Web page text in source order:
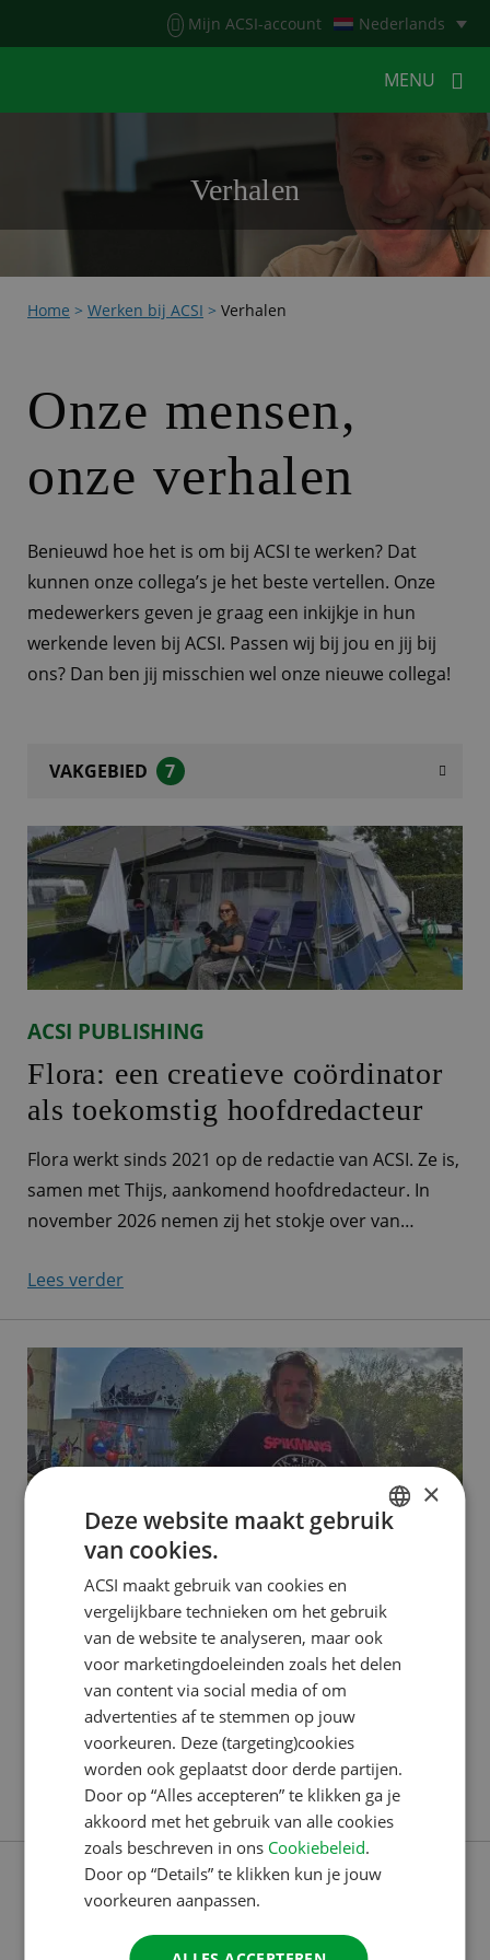
Mijn ACSI-account Nederlands
MENU
HOME
VOOR KAMPEERDERS
VOOR CAMPINGSKAMPEERNIEUWS
Verhalen
Home > Werken bij ACSI > Verhalen
Onze mensen,
onze verhalen
Benieuwd hoe het is om bij ACSI te werken? Dat
kunnen onze collega’s je het beste vertellen. Onze
medewerkers geven je graag een inkijkje in hun
werkende leven bij ACSI. Passen wij bij jou en jij bij
ons? Dan ben jij misschien wel onze nieuwe collega!
VAKGEBIED 7
ACSI PUBLISHING
Flora: een creatieve coördinator
als toekomstig hoofdredacteur
Flora werkt sinds 2021 op de redactie van ACSI. Ze is,
samen met Thijs, aankomend hoofdredacteur. In
november 2026 nemen zij het stokje over van
pensioen gaat. Samenwerken met honderden
campinginformatie die ieder jaar, volledig geüpdatet
en
Lees verder
ACSI PUBLISHING
Erik: beeldredacteur,
creatieveling en Berlijngek
Erik werkt sinds 2022 als beeldredacteur bij ACSI.
Maar voordat Covid uitbrak, liep hij ook al even bij
ons rond. Hij vertelt meer over zijn werk, creativiteit
én zijn favoriete stad: Berlijn. Alle afbeeldingen door
je handen “Ik werk als beeldredacteur voor ACSI.
Eigenlijk komen alle afbeeldingen die we bij ACSI
gebruiken, waarvoor dan ook,
Lees verder
FRENCH
GERMAN
SPANISH
SWEDISH
×
Deze website maakt gebruik
van cookies.
ACSI maakt gebruik van cookies en
vergelijkbare technieken om het gebruik
van de website te analyseren, maar ook
voor marketingdoeleinden zoals het delen
van content via social media of om
advertenties af te stemmen op jouw
voorkeuren. Deze (targeting)cookies
worden ook geplaatst door derde partijen.
Door op “Alles accepteren” te klikken ga je
akkoord met het gebruik van alle cookies
zoals beschreven in ons Cookiebeleid.
Door op “Details” te klikken kun je jouw
voorkeuren aanpassen.